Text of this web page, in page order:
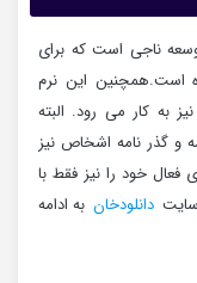
ناجی است که برای
است.همچنین این نرم
به کار می رود. البته
و گذر نامه اشخاص نیز
فعال خود را نیز فقط با
سایت دانلودخان به ادامه